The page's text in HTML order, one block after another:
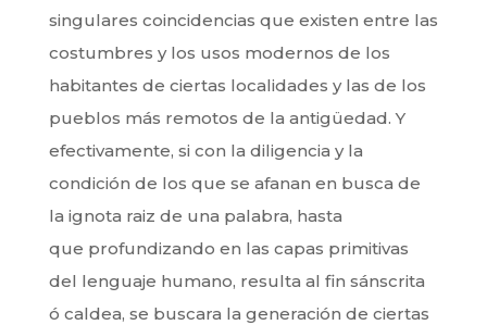
singulares coincidencias que existen entre las
costumbres y los usos modernos de los
habitantes de ciertas localidades y las de los
pueblos más remotos de la antigüedad. Y
efectivamente, si con la diligencia y la
condición de los que se afanan en busca de
la ignota raiz de una palabra, hasta
que profundizando en las capas primitivas
del lenguaje humano, resulta al fin sánscrita
ó caldea, se buscara la generación de ciertas